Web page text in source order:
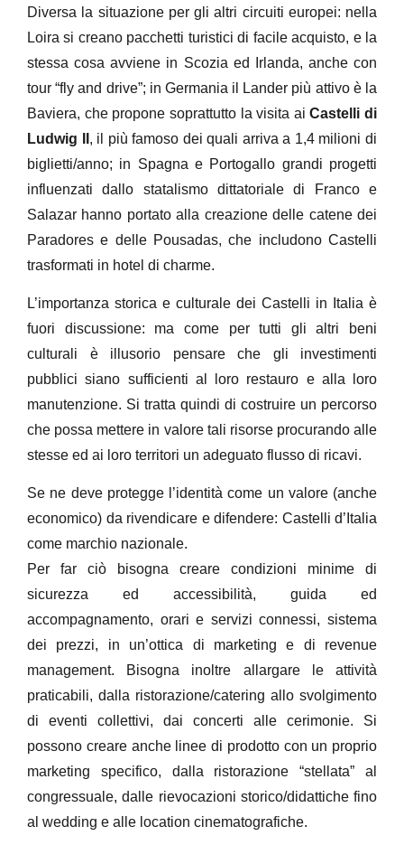
Diversa la situazione per gli altri circuiti europei: nella
Loira si creano pacchetti turistici di facile acquisto, e la
stessa cosa avviene in Scozia ed Irlanda, anche con
tour “fly and drive”; in Germania il Lander più attivo è la
Baviera, che propone soprattutto la visita aiCastelli di
Ludwig II , il più famoso dei quali arriva a 1,4 milioni di
biglietti/anno; in Spagna e Portogallo grandi progetti
influenzati dallo statalismo dittatoriale di Franco e
Salazar hanno portato alla creazione delle catene dei
Paradores e delle Pousadas, che includono Castelli
trasformati in hotel di charme.
L’importanza storica e culturale dei Castelli in Italia è
fuori discussione: ma come per tutti gli altri beni
culturali è illusorio pensare che gli investimenti
pubblici siano sufficienti al loro restauro e alla loro
manutenzione. Si tratta quindi di costruire un percorso
che possa mettere in valore tali risorse procurando alle
stesse ed ai loro territori un adeguato flusso di ricavi.
Se ne deve protegge l’identità come un valore (anche
economico) da rivendicare e difendere: Castelli d’Italia
come marchio nazionale.
Per far ciò bisogna creare condizioni minime di
sicurezza ed accessibilità, guida ed
accompagnamento, orari e servizi connessi, sistema
dei prezzi, in un’ottica di marketing e di revenue
management. Bisogna inoltre allargare le attività
praticabili, dalla ristorazione/catering allo svolgimento
di eventi collettivi, dai concerti alle cerimonie. Si
possono creare anche linee di prodotto con un proprio
marketing specifico, dalla ristorazione “stellata” al
congressuale, dalle rievocazioni storico/didattiche fino
al wedding e alle location cinematografiche.